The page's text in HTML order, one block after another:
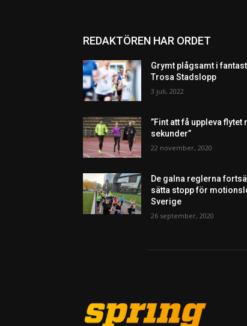
REDAKTÖREN HAR ORDET
Grymt plågsamt i
Trosa Stadslopp
3 juli, 2022
”Fint att få uppleva flytet
sekunder”
22 november, 2020
De galna reglerna
sätta stopp för
Sverige
26 september, 2020